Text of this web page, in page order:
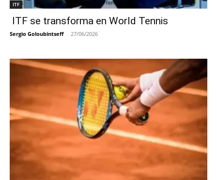
ITF
ITF se transforma en World Tennis
Sergio Goloubintseff - 27/06/2026